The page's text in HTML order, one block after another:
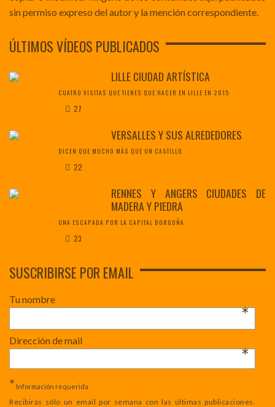
sin permiso expreso del autor y la mención correspondiente.
ÚLTIMOS VÍDEOS PUBLICADOS
LILLE CIUDAD ARTÍSTICA
CUATRO VISITAS QUE TIENES QUE HACER EN LILLE EN 2015
27
VERSALLES Y SUS ALREDEDORES
DICEN QUE MUCHO MÁS QUE UN CASTILLO
22
RENNES Y ANGERS CIUDADES DE
MADERA Y PIEDRA
UNA ESCAPADA POR LA CAPITAL BORGOÑA
23
SUSCRIBIRSE POR EMAIL
Tu nombre
*
Dirección de mail
*
* Información requerida
Recibirás sólo un email por semana con las últimas publicaciones.